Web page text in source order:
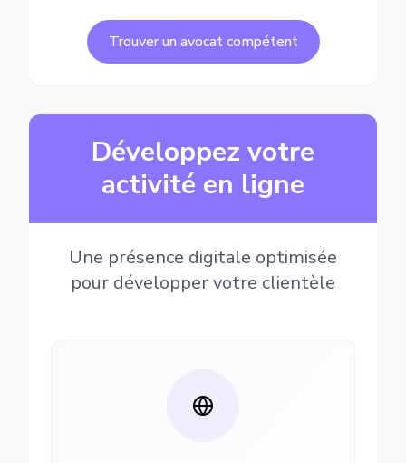
Trouver un avocat compétent
Développez votre
activité en ligne
Une présence digitale optimisée
pour développer votre clientèle